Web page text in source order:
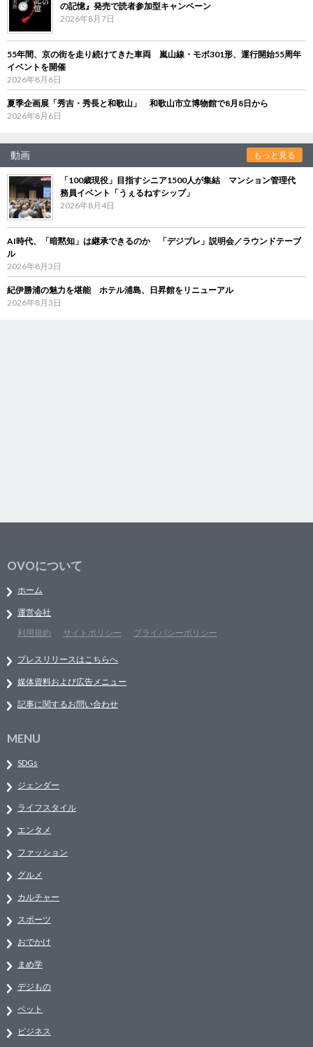
の記憶』発売で読者参加型キャンペーン
2026年8月7日
55年間、京の街を走り続けてきた車両 嵐山線・モボ301形、運行開始55周年
イベントを開催
2026年8月6日
夏季企画展「秀吉・秀長と和歌山」 和歌山市立博物館で8月8日から
2026年8月6日
動画 もっと見る
「100歳現役」目指すシニア1500人が集結 マンション管理代
務員イベント「うぇるねすシップ」
2026年8月4日
AI時代、「暗黙知」は継承できるのか 「デジブレ」説明会／ラウンドテーブ
ル
2026年8月3日
紀伊勝浦の魅力を堪能 ホテル浦島、日昇館をリニューアル
2026年8月3日
OVOについて
ホーム
運営会社
利用規約
サイトポリシー プライバシーポリシー
プレスリリースはこちらへ
媒体資料および広告メニュー
記事に関するお問い合わせ
MENU
SDGs
ジェンダー
ライフスタイル
エンタメ
ファッション
グルメ
カルチャー
スポーツ
おでかけ
まめ学
デジもの
ペット
ビジネス